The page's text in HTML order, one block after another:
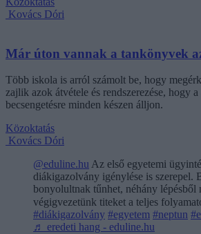
Kovács Dóri
Már úton vannak a tankönyvek
Több iskola is arról számolt be, hogy
zajlik azok átvétele és rendszerezése, hogy
becsengetésre minden készen álljon.
Közoktatás
Kovács Dóri
@eduline.hu Az első egyetemi
diákigazolvány igénylése is szerepel.
bonyolultnak tűnhet, néhány lépésből
végigvezetünk titeket a teljes
#diákigazolvány #egyetem #neptun
♬ eredeti hang - eduline.hu